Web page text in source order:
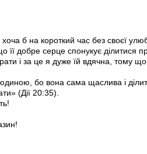
б на короткий час без своєї
її добре серце спонукує
і за це я дуже їй вдячна, тому
бо вона сама щаслива і
(Дії 20:35).